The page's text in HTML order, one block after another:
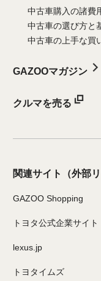
中古車購入の諸費
中古車の選び方と
中古車の上手な買
GAZOOマガジン
クルマを売る
関連サイト （外部
GAZOO Shopping
トヨタ公式企業サイト
lexus.jp
トヨタイムズ